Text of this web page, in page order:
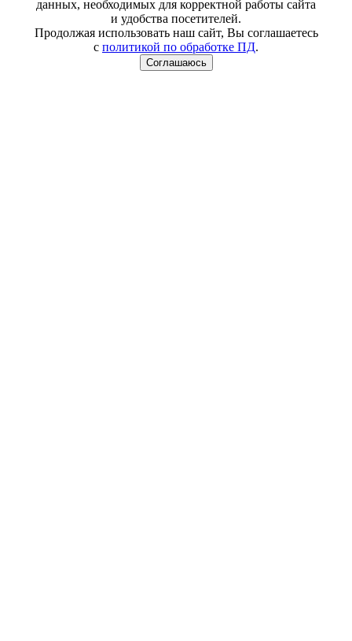
данных, необходимых для корректной работы сайта
и удобства посетителей.
Продолжая использовать наш сайт, Вы соглашаетесь
с политикой по обработке ПД.
Соглашаюсь